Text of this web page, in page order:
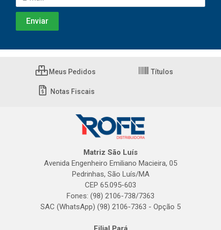
Meus Pedidos Títulos
Notas Fiscais
Matriz São Luís
Avenida Engenheiro Emiliano Macieira, 05
Pedrinhas, São Luís/MA
CEP 65.095-603
Fones: (98) 2106-738/7363
SAC (WhatsApp) (98) 2106-7363 - Opção 5